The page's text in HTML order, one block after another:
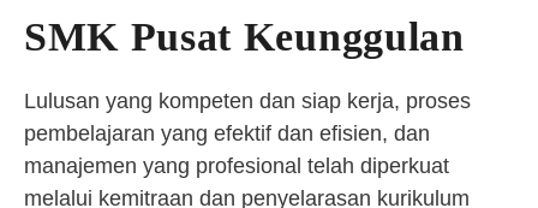
SMK Pusat Keunggulan
Lulusan yang kompeten dan siap kerja, proses
pembelajaran yang efektif dan efisien, dan
manajemen yang profesional telah diperkuat
melalui kemitraan dan penyelarasan kurikulum